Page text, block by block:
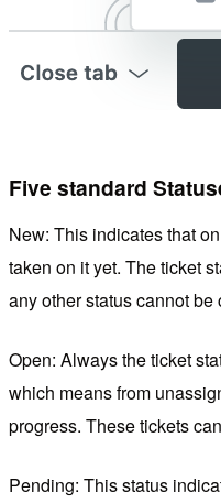
Five standard
New: This indicates that
taken on it yet. The ticket
any other status cannot
Open: Always the ticket
which means from
progress. These tickets
Pending: This status